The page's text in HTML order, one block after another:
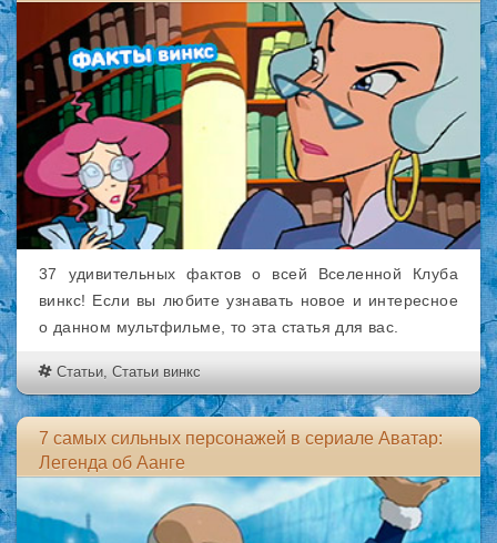
37 удивительных фактов о всей Вселенной Клуба
винкс! Если вы любите узнавать новое и интересное
о данном мультфильме, то эта статья для вас.
Статьи, Статьи винкс
7 самых сильных персонажей в сериале Аватар:
Легенда об Аанге